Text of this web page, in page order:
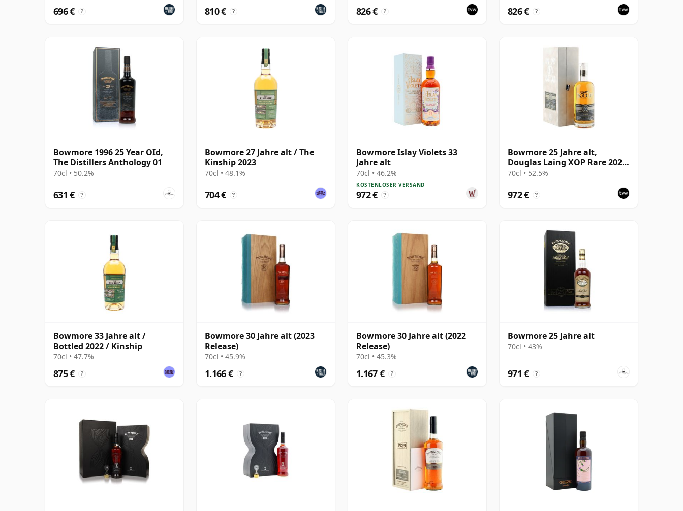
696 € ? 810 € ? 826 € ? 826 € ?
Bowmore 1996 25 Year OId,
The Distillers Anthology 01
70cl • 50.2%
631 € ?
Bowmore 27 Jahre alt / The
Kinship 2023
70cl • 48.1%
704 € ?
Bowmore Islay Violets 33
Jahre alt
70cl • 46.2%
KOSTENLOSER VERSAND
972 € ?
Bowmore 25 Jahre alt,
Douglas Laing XOP Rare 2022,
Cask 15624
70cl • 52.5%
972 € ?
Bowmore 33 Jahre alt /
Bottled 2022 / Kinship
70cl • 47.7%
875 € ?
Bowmore 30 Jahre alt (2023
Release)
70cl • 45.9%
1.166 € ?
Bowmore 30 Jahre alt (2022
Release)
70cl • 45.3%
1.167 € ?
Bowmore 25 Jahre alt
70cl • 43%
971 € ?